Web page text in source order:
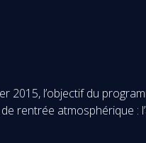
2015, l’objectif du
rentrée atmosphérique :